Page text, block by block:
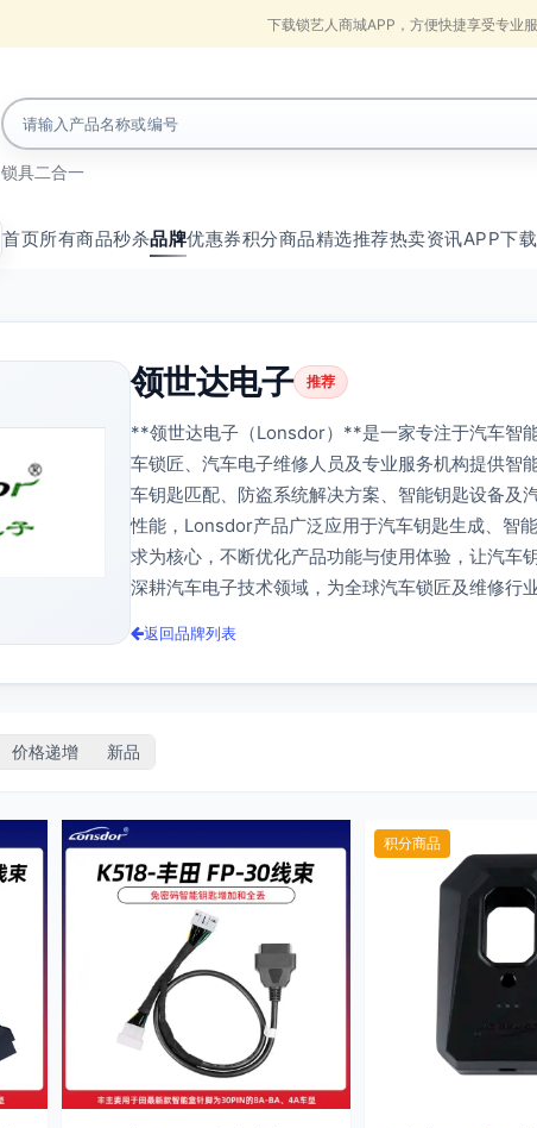
下载锁艺人商城APP，方便快捷享受专业
锁具二合一
首页所有商品秒杀品牌优惠券积分商品精选推荐热卖资讯APP下载
领世达电子 推荐
**领世达电子（Lonsdor）**是一家专注于汽车智
车锁匠、汽车电子维修人员及专业服务机构提供智
车钥匙匹配、防盗系统解决方案、智能钥匙设备及
性能，Lonsdor产品广泛应用于汽车钥匙生成、智
求为核心，不断优化产品功能与使用体验，让汽
深耕汽车电子技术领域，为全球汽车锁匠及维修行
返回品牌列表
价格递增 新品
积分商品